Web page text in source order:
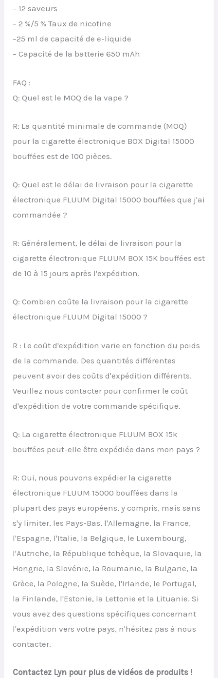
– 12 saveurs
– 2 %/5 % Taux de nicotine
–25 ml de capacité de e-liquide
– Capacité de la batterie 650 mAh
FAQ :
Q: Quel est le MOQ de la vape ?
R: La quantité minimale de commande (MOQ)
pour la cigarette électronique BOX Digital 15000
bouffées est de 100 pièces.
Q: Quel est le délai de livraison pour la cigarette
électronique FLUUM Digital 15000 bouffées que j'ai
commandée ?
R: Généralement, le délai de livraison pour la
cigarette électronique FLUUM BOX 15K bouffées est
de 10 à 15 jours après l'expédition.
Q: Combien coûte la livraison pour la cigarette
électronique FLUUM Digital 15000 ?
R : Le coût d'expédition varie en fonction du poids
de la commande. Des quantités différentes
peuvent avoir des coûts d'expédition différents.
Veuillez nous contacter pour confirmer le coût
d'expédition de votre commande spécifique.
Q: La cigarette électronique FLUUM BOX 15k
bouffées peut-elle être expédiée dans mon pays ?
R: Oui, nous pouvons expédier la cigarette
électronique FLUUM 15000 bouffées dans la
plupart des pays européens, y compris, mais sans
s'y limiter, les Pays-Bas, l'Allemagne, la France,
l'Espagne, l'Italie, la Belgique, le Luxembourg,
l'Autriche, la République tchèque, la Slovaquie, la
Hongrie, la Slovénie, la Roumanie, la Bulgarie, la
Grèce, la Pologne, la Suède, l'Irlande, le Portugal,
la Finlande, l'Estonie, la Lettonie et la Lituanie. Si
vous avez des questions spécifiques concernant
l'expédition vers votre pays, n'hésitez pas à nous
contacter.
Contactez Lyn pour plus de vidéos de produits !